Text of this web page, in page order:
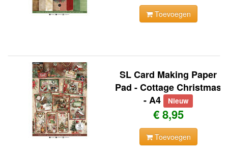
Toevoegen
SL Card Making Paper
Pad - Cottage Christmas
- A4 Nieuw
€ 8,95
Toevoegen